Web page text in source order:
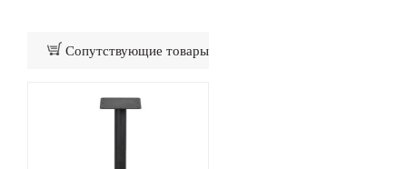
Сопутствующие товары